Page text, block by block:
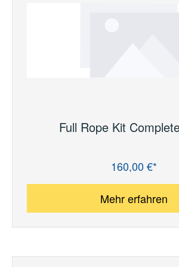
Full Rope Kit
160,00 €*
Mehr erfahren